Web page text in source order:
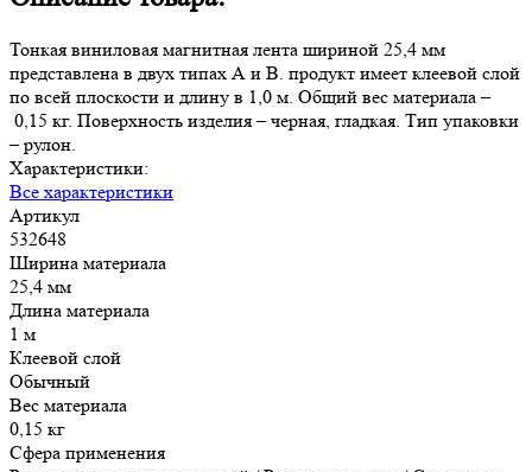
Тонкая виниловая магнитная лента шириной 25,4 мм
представлена в двух типах А и В. продукт имеет клеевой слой
по всей плоскости и длину в 1,0 м. Общий вес материала –
0,15 кг. Поверхность изделия – черная, гладкая. Тип упаковки
– рулон.
Характеристики:
Все характеристики
Артикул
532648
Ширина материала
25,4 мм
Длина материала
1 м
Клеевой слой
Обычный
Вес материала
0,15 кг
Сфера применения